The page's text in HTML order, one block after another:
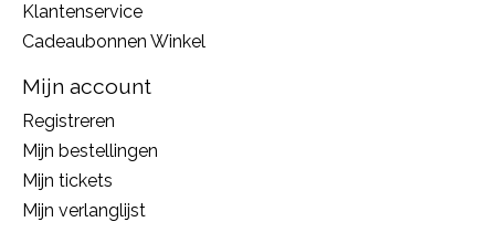
Klantenservice
Cadeaubonnen Winkel
Mijn account
Registreren
Mijn bestellingen
Mijn tickets
Mijn verlanglijst